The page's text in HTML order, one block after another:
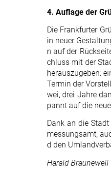
4. Auflage der
Die Frankfurter
in neuer
n auf der
chluss mit der
herauszugeben:
Termin der
wei, drei Jahre
pannt auf die
Dank an die
messungsamt,
d den
Harald Braunewell